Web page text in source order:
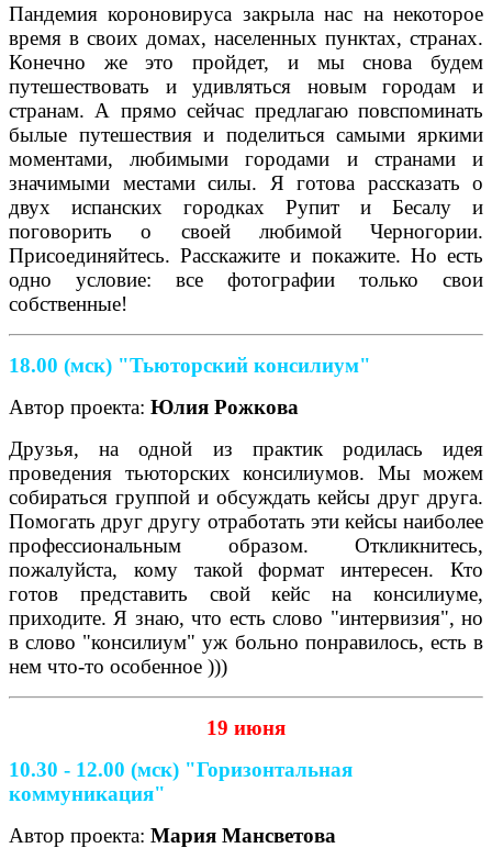
Пандемия короновируса закрыла нас на некоторое
время в своих домах, населенных пунктах, странах.
Конечно же это пройдет, и мы снова будем
путешествовать и удивляться новым городам и
странам. А прямо сейчас предлагаю повспоминать
былые путешествия и поделиться самыми яркими
моментами, любимыми городами и странами и
значимыми местами силы. Я готова рассказать о
двух испанских городках Рупит и Бесалу и
поговорить о своей любимой Черногории.
Присоединяйтесь. Расскажите и покажите. Но есть
одно условие: все фотографии только свои
собственные!
18.00 (мск) "Тьюторский консилиум"
Автор проекта: Юлия Рожкова
Друзья, на одной из практик родилась идея
проведения тьюторских консилиумов. Мы можем
собираться группой и обсуждать кейсы друг друга.
Помогать друг другу отработать эти кейсы наиболее
профессиональным образом. Откликнитесь,
пожалуйста, кому такой формат интересен. Кто
готов представить свой кейс на консилиуме,
приходите. Я знаю, что есть слово "интервизия", но
в слово "консилиум" уж больно понравилось, есть в
нем что-то особенное )))
19 июня
10.30 - 12.00 (мск) "Горизонтальная
коммуникация"
Автор проекта: Мария Мансветова